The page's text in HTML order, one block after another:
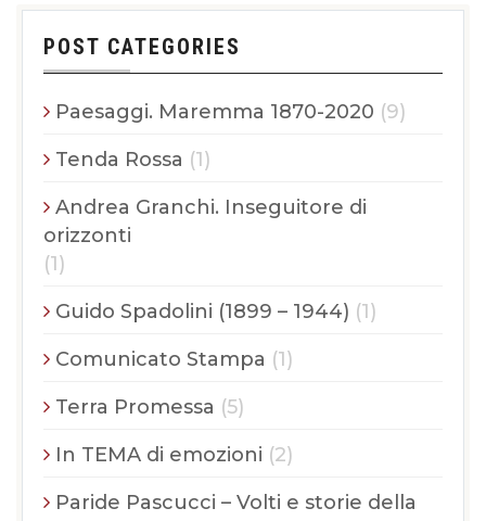
POST CATEGORIES
Paesaggi. Maremma 1870-2020 (9)
Tenda Rossa (1)
Andrea Granchi. Inseguitore di
orizzonti
(1)
Guido Spadolini (1899 – 1944) (1)
Comunicato Stampa (1)
Terra Promessa (5)
In TEMA di emozioni (2)
Paride Pascucci – Volti e storie della